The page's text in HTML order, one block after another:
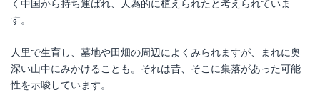
く中国から持ち運ばれ、人為的に植えられたと考えられていま
す。
人里で生育し、墓地や田畑の周辺によくみられますが、まれに奥
深い山中にみかけることも。それは昔、そこに集落があった可能
性を示唆しています。